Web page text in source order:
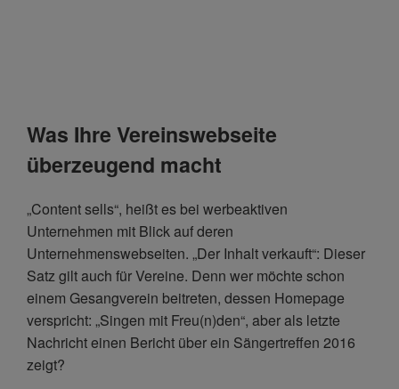
Was Ihre Vereinswebseite
überzeugend macht
„Content sells“, heißt es bei werbeaktiven
Unternehmen mit Blick auf deren
Unternehmenswebseiten. „Der Inhalt verkauft“: Dieser
Satz gilt auch für Vereine. Denn wer möchte schon
einem Gesangverein beitreten, dessen Homepage
verspricht: „Singen mit Freu(n)den“, aber als letzte
Nachricht einen Bericht über ein Sängertreffen 2016
zeigt?